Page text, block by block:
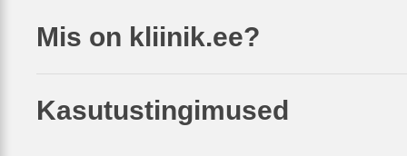
Mis on kliinik.ee?
Kasutustingimused